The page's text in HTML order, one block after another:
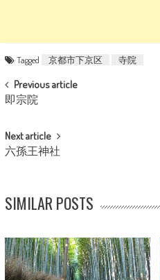
Tagged 京都市下京区 寺院
POST NAVIGATION
Previous article
即宗院
Next article
六孫王神社
SIMILAR POSTS